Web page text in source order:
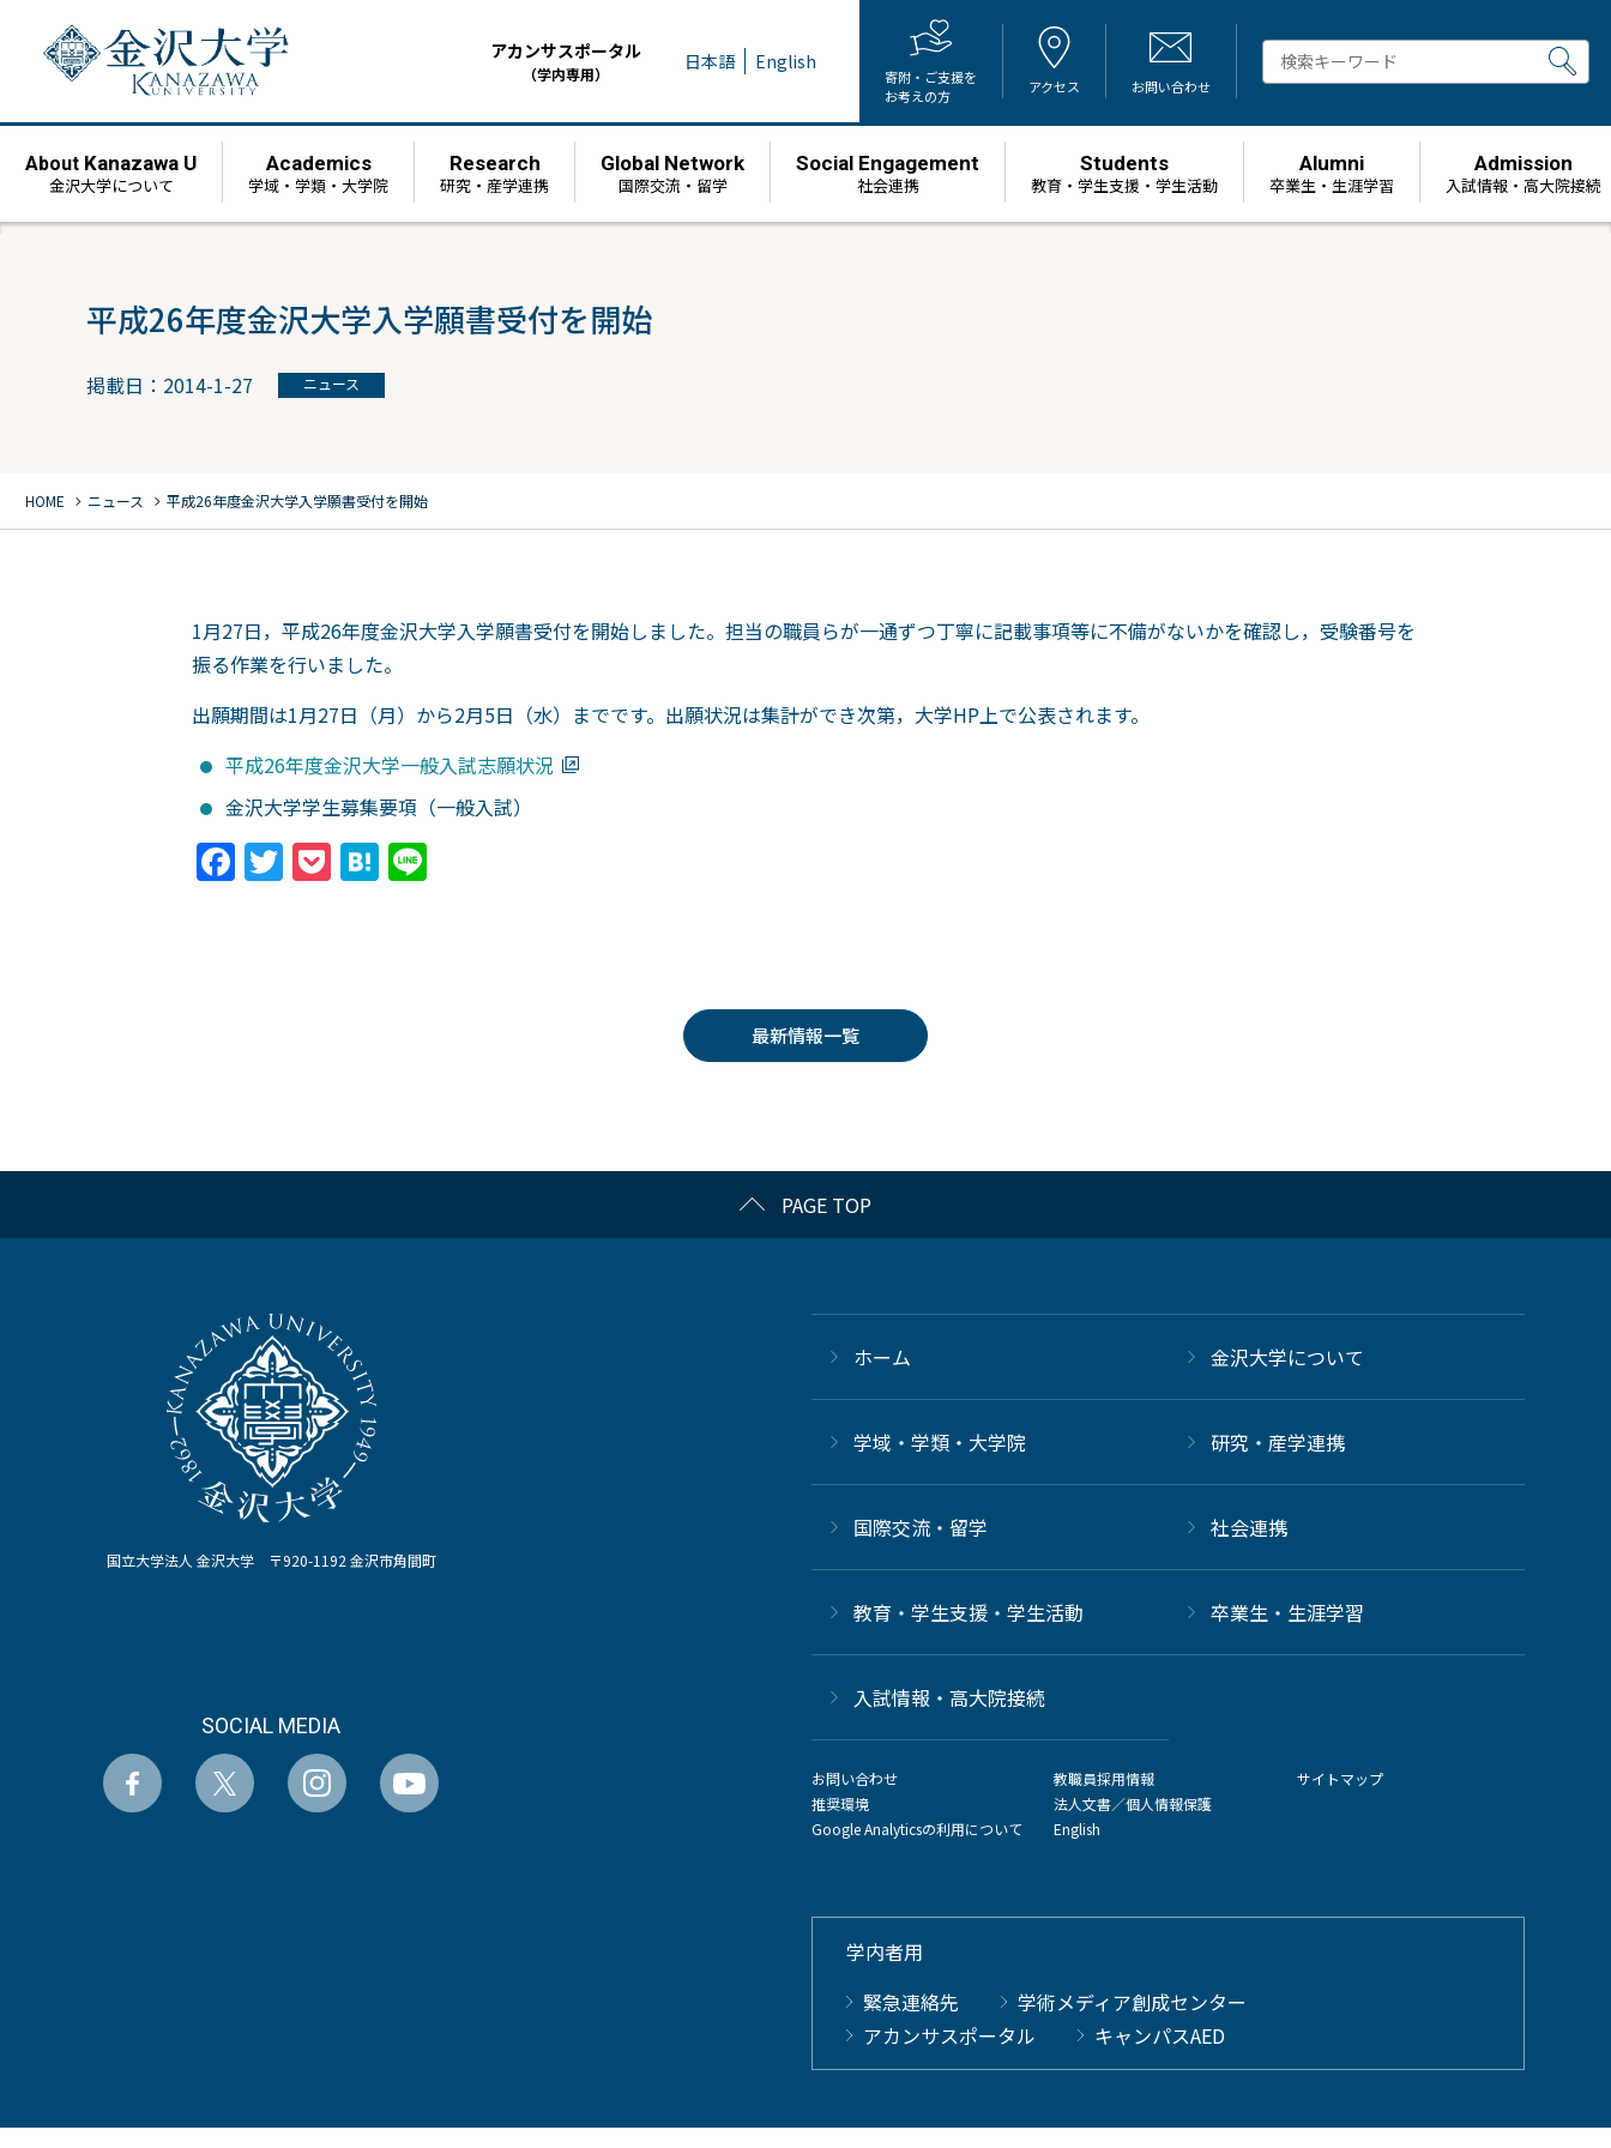
アカンサスポータル
（学内専用） 日本語 English
寄附・ご支援を
お考えの方
アクセス お問い合わせ
About Kanazawa U
金沢大学について
Academics
学域・学類・大学院
Research
研究・産学連携
Global Network
国際交流・留学
Social Engagement
社会連携
Students
教育・学生支援・学生活動
Alumni
卒業生・生涯学習
Admission
⼊試情報・高大院接続
平成26年度金沢大学入学願書受付を開始
掲載日：2014-1-27 ニュース
HOME chevron_right ニュース chevron_right 平成26年度金沢大学入学願書受付を開始
1月27日，平成26年度金沢大学入学願書受付を開始しました。担当の職員らが一通ずつ丁寧に記載事項等に不備がないかを確認し，受験番号を
振る作業を行いました。
出願期間は1月27日（月）から2月5日（水）までです。出願状況は集計ができ次第，大学HP上で公表されます。
平成26年度金沢大学一般入試志願状況
金沢大学学生募集要項（一般入試）
Facebook
Twitter
PocketHatena
最新情報一覧
PAGE TOP
国立大学法人 金沢大学 〒920-1192 金沢市角間町
SOCIAL MEDIA
ホーム 金沢大学について
学域・学類・大学院 研究・産学連携
国際交流・留学 社会連携
教育・学生支援・学生活動 卒業生・生涯学習
⼊試情報・高大院接続
お問い合わせ
推奨環境
Google Analyticsの利用について
教職員採用情報
法人文書／個人情報保護
English
サイトマップ
学内者用
緊急連絡先
学術メディア創成センター
アカンサスポータル
キャンパスAED